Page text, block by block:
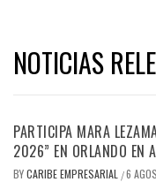
NOTICIAS
PARTICIPA MARA
2026” EN ORLANDO EN
BYCARIBE EMPRESARIAL /6